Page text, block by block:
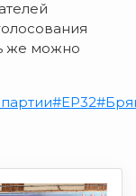
же можно
#ЕР32